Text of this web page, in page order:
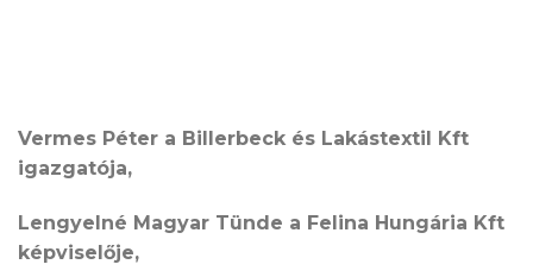
Vermes Péter a Billerbeck és Lakástextil Kft
igazgatója,
Lengyelné Magyar Tünde a Felina Hungária Kft
képviselője,